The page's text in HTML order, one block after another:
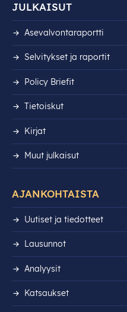
JULKAISUT
Asevalvontaraportti
Selvitykset ja raportit
Policy Briefit
Tietoiskut
Kirjat
Muut julkaisut
AJANKOHTAISTA
Uutiset ja tiedotteet
Lausunnot
Analyysit
Katsaukset